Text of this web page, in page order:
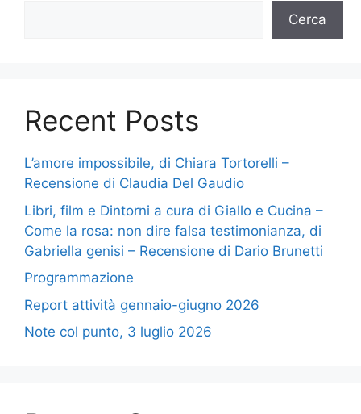
Cerca
Recent Posts
L’amore impossibile, di Chiara Tortorelli –
Recensione di Claudia Del Gaudio
Libri, film e Dintorni a cura di Giallo e Cucina –
Come la rosa: non dire falsa testimonianza, di
Gabriella genisi – Recensione di Dario Brunetti
Programmazione
Report attività gennaio-giugno 2026
Note col punto, 3 luglio 2026